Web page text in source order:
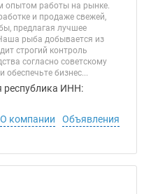
опытом работы на рынке.
и продаже свежей,
предлагая лучшее
рыба добывается из
строгий контроль
согласно советскому
обеспечьте бизнес...
республика ИНН:
О компании
Объявления